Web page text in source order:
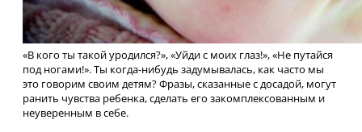
«В кого ты такой уродился?», «Уйди с моих глаз!», «Не путайся
под ногами!». Ты когда-нибудь задумывалась, как часто мы
это говорим своим детям? Фразы, сказанные с досадой, могут
ранить чувства ребенка, сделать его закомплексованным и
неуверенным в себе.